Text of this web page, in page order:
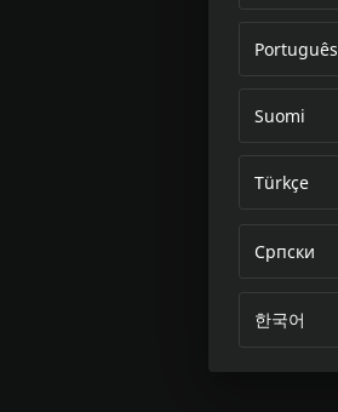
Português
Suomi
Türkçe
Српски
한국어